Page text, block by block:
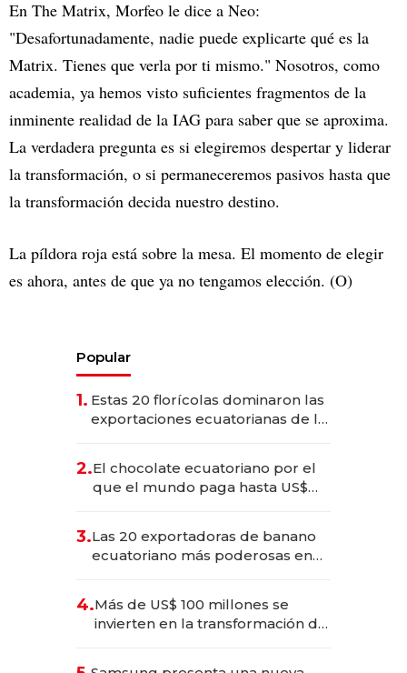
En The Matrix, Morfeo le dice a Neo:
"Desafortunadamente, nadie puede explicarte qué es la
Matrix. Tienes que verla por ti mismo." Nosotros, como
academia, ya hemos visto suficientes fragmentos de la
inminente realidad de la IAG para saber que se aproxima.
La verdadera pregunta es si elegiremos despertar y liderar
la transformación, o si permaneceremos pasivos hasta que
la transformación decida nuestro destino.
La píldora roja está sobre la mesa. El momento de elegir
es ahora, antes de que ya no tengamos elección. (O)
Popular
1. Estas 20 florícolas dominaron las
exportaciones ecuatorianas de la
2.El chocolate ecuatoriano por el
que el mundo paga hasta US$
3.Las 20 exportadoras de banano
ecuatoriano más poderosas en
4.Más de US$ 100 millones se
invierten en la transformación de